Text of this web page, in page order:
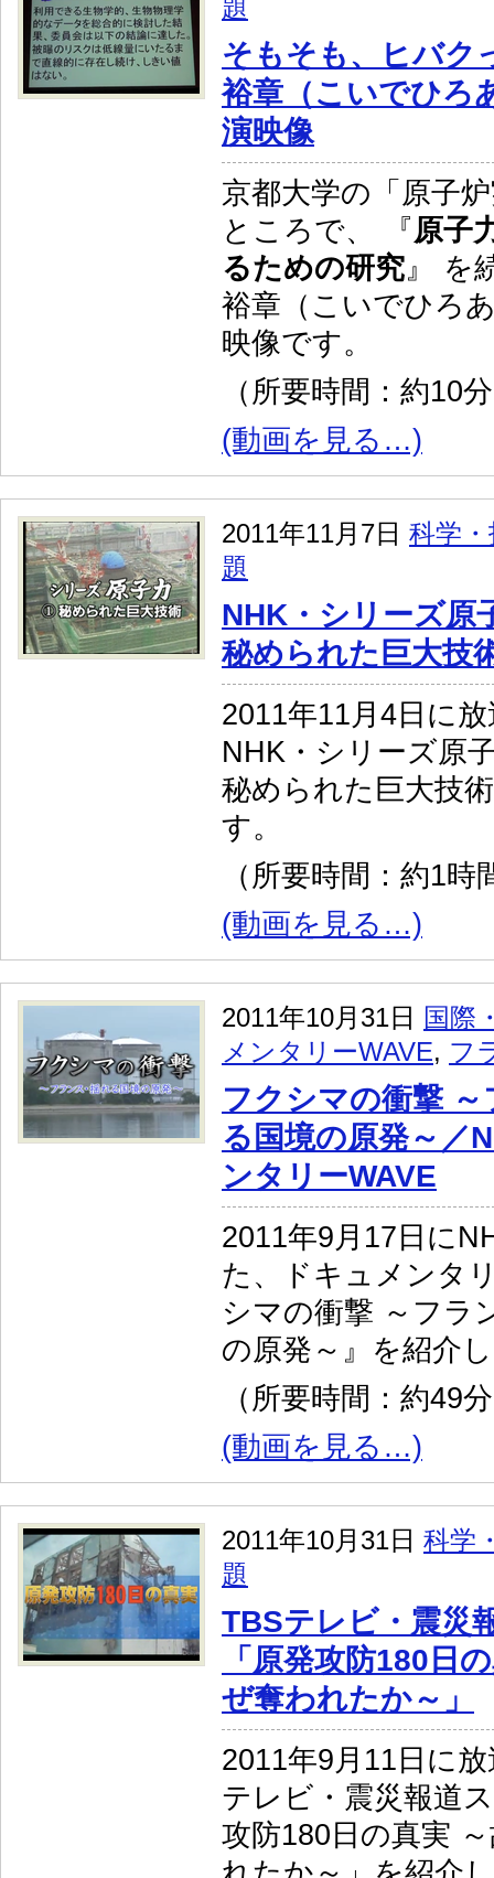
題
そもそも、ヒバク
裕章（こいでひろ
演映像
京都大学の「原子
ところで、 『原子
るための研究』 を
裕章（こいでひろ
映像です。
（所要時間：約10
(動画を見る…)
2011年11月7日 科学
題
NHK・シリーズ原
秘められた巨大技
2011年11月4日に
NHK・シリーズ原
秘められた巨大技
す。
（所要時間：約1時
(動画を見る…)
2011年10月31日 国際
メンタリーWAVE, フ
フクシマの衝撃
る国境の原発～／
ンタリーWAVE
2011年9月17日に
た、ドキュメンタ
シマの衝撃 ～フラ
の原発～』を紹介
（所要時間：約49
(動画を見る…)
2011年10月31日 科学
題
TBSテレビ・震災
「原発攻防180日
ぜ奪われたか～」
2011年9月11日に
テレビ・震災報道
攻防180日の真実